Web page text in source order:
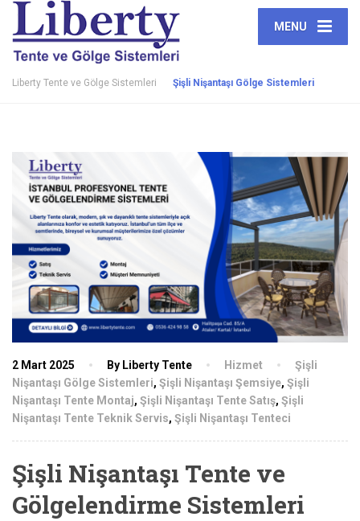
MENU
Liberty Tente ve Gölge Sistemleri Şişli Nişantaşı Gölge Sistemleri
2 Mart 2025 By Liberty Tente Hizmet
Şişli
Nişantaşı Gölge Sistemleri, Şişli Nişantaşı Şemsiye, Şişli
Nişantaşı Tente Montaj, Şişli Nişantaşı Tente Satış, Şişli
Nişantaşı Tente Teknik Servis, Şişli Nişantaşı Tenteci
Şişli Nişantaşı Tente ve
Gölgelendirme Sistemleri